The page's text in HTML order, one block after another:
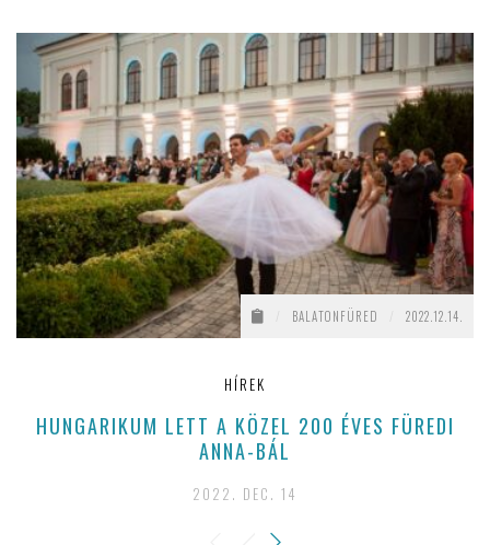
BALATONFÜRED 2022.12.14.
HÍREK
HUNGARIKUM LETT A KÖZEL 200 ÉVES FÜREDI
ANNA-BÁL
2022. DEC. 14